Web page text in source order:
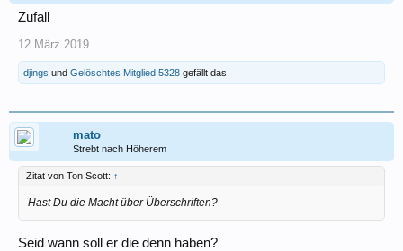
Zufall
12.März.2019
djings und Gelöschtes Mitglied 5328 gefällt das.
mato
Strebt nach Höherem
Zitat von Ton Scott: ↑
Hast Du die Macht über Überschriften?
Seid wann soll er die denn haben?